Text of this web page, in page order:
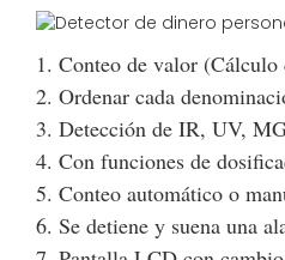
1. Conteo de valor
2. Ordenar cada
3. Detección de IR, UV,
4. Con funciones de
5. Conteo automático o
6. Se detiene y suena una